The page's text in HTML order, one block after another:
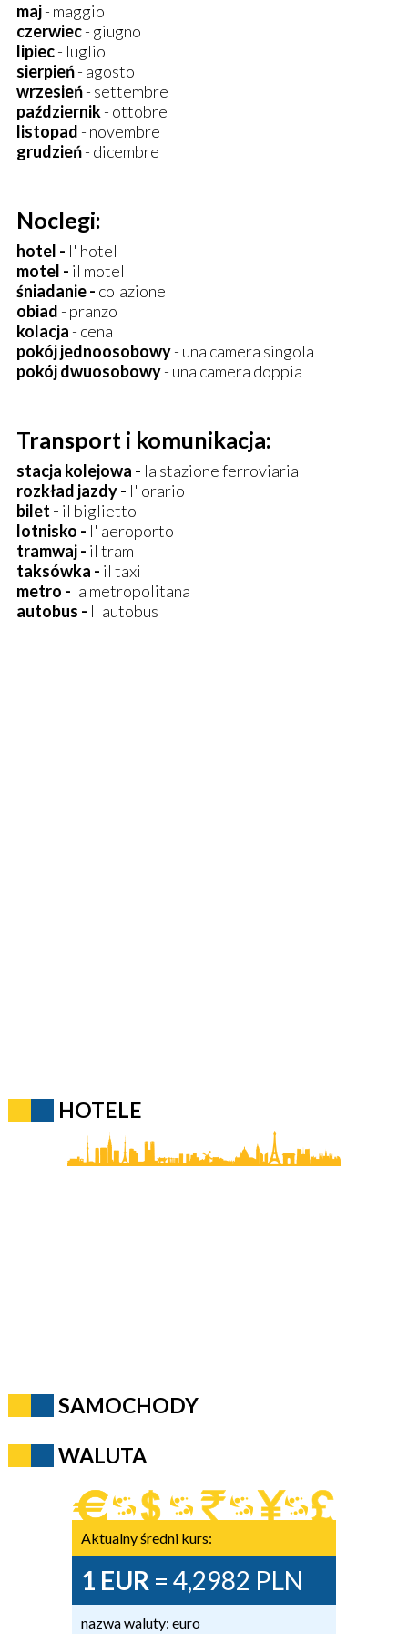
maj- maggio
czerwiec- giugno
lipiec- luglio
sierpień- agosto
wrzesień- settembre
październik- ottobre
listopad - novembre
grudzień- dicembre
Noclegi:
hotel - l' hotel
motel - il motel
śniadanie - colazione
obiad - pranzo
kolacja - cena
pokój jednoosobowy- una camera singola
pokój dwuosobowy- una camera doppia
Transport i komunikacja:
stacja kolejowa - la stazione ferroviaria
rozkład jazdy - l' orario
bilet - il biglietto
lotnisko - l' aeroporto
tramwaj - il tram
taksówka - il taxi
metro - la metropolitana
autobus - l' autobus
HOTELE
SAMOCHODY
WALUTA
Aktualny średni kurs:
1 EUR = 4,2982 PLN
nazwa waluty: euro